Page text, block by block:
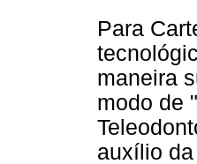
Para
maneira
modo de
auxílio